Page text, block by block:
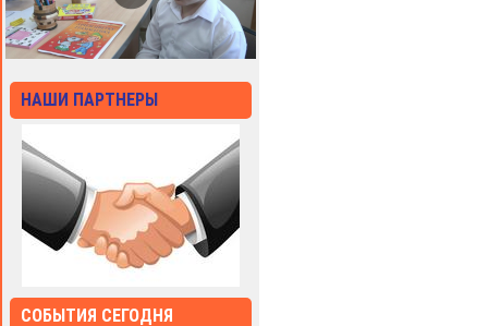
НАШИ ПАРТНЕРЫ
СОБЫТИЯ СЕГОДНЯ